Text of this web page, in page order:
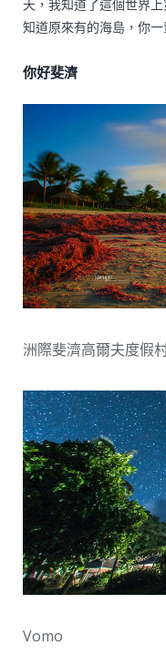
天，我知道了這個世界
知道原來有的海島，你一
你好斐濟
洲際斐濟高爾夫度假
Vomo